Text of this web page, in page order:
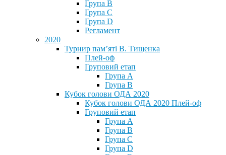
Група В
Група С
Група D
Регламент
2020
Турнир пам’яті В. Тищенка
Плей-оф
Груповий етап
Група А
Група В
Кубок голови ОДА 2020
Кубок голови ОДА 2020 Плей-оф
Груповий етап
Група A
Група B
Група C
Група D